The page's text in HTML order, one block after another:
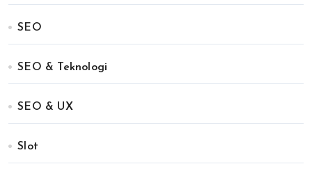
SEO
SEO & Teknologi
SEO & UX
Slot